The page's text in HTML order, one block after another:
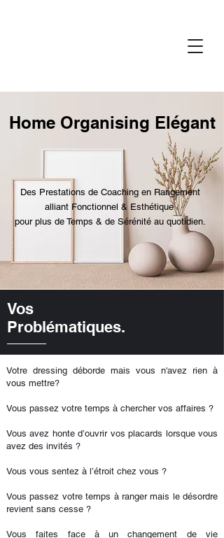
Home Organising Elégant
Des Prestations de Coaching en Rangement
alliant Fonctionnel & Esthétique
pour plus de Temps & de Sérénité au quotidien.
Vos
Problématiques.
Votre dressing déborde mais vous n'avez rien à
vous mettre?
Vous passez votre temps à chercher vos affaires ?
Vous avez honte d’ouvrir vos placards lorsque vous
avez des invités ?
Vous vous sentez à l’étroit chez vous ?
Vous passez votre temps à ranger mais le désordre
revient sans cesse ?
Vous faites face à un changement de vie